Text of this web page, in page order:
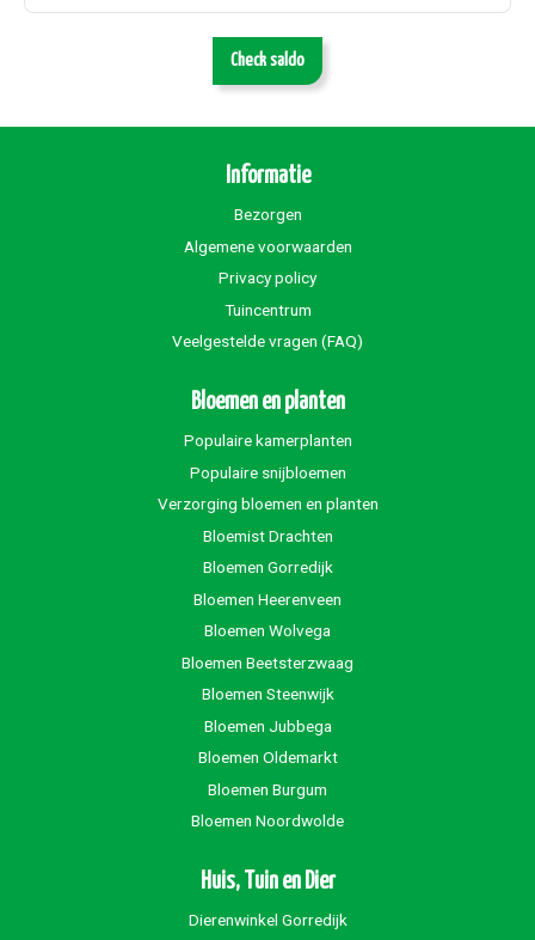
Check saldo
Informatie
Bezorgen
Algemene voorwaarden
Privacy policy
Tuincentrum
Veelgestelde vragen (FAQ)
Bloemen en planten
Populaire kamerplanten
Populaire snijbloemen
Verzorging bloemen en planten
Bloemist Drachten
Bloemen Gorredijk
Bloemen Heerenveen
Bloemen Wolvega
Bloemen Beetsterzwaag
Bloemen Steenwijk
Bloemen Jubbega
Bloemen Oldemarkt
Bloemen Burgum
Bloemen Noordwolde
Huis, Tuin en Dier
Dierenwinkel Gorredijk